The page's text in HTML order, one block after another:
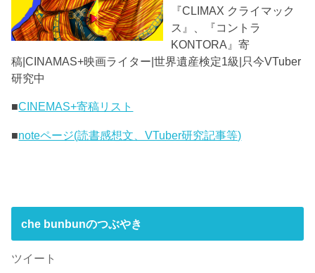
『CLIMAX クライマック
ス』、『コントラ
KONTORA』寄
稿|CINAMAS+映画ライター|世界遺産検定1級|只今VTuber
研究中
■CINEMAS+寄稿リスト
■noteページ(読書感想文、VTuber研究記事等)
che bunbunのつぶやき
ツイート